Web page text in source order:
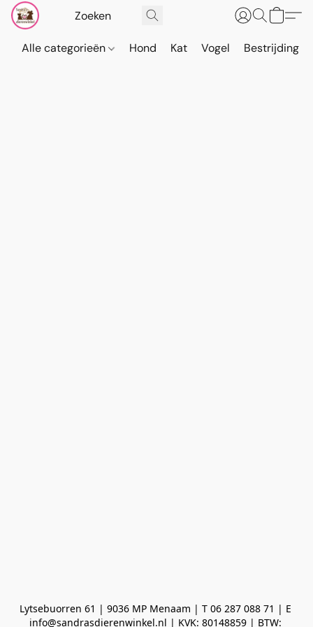
Alle categorieën Hond Kat Vogel Bestrijding
Lytsebuorren 61 | 9036 MP Menaam | T 06 287 088 71 | E
info@sandrasdierenwinkel.nl | KVK: 80148859 | BTW: